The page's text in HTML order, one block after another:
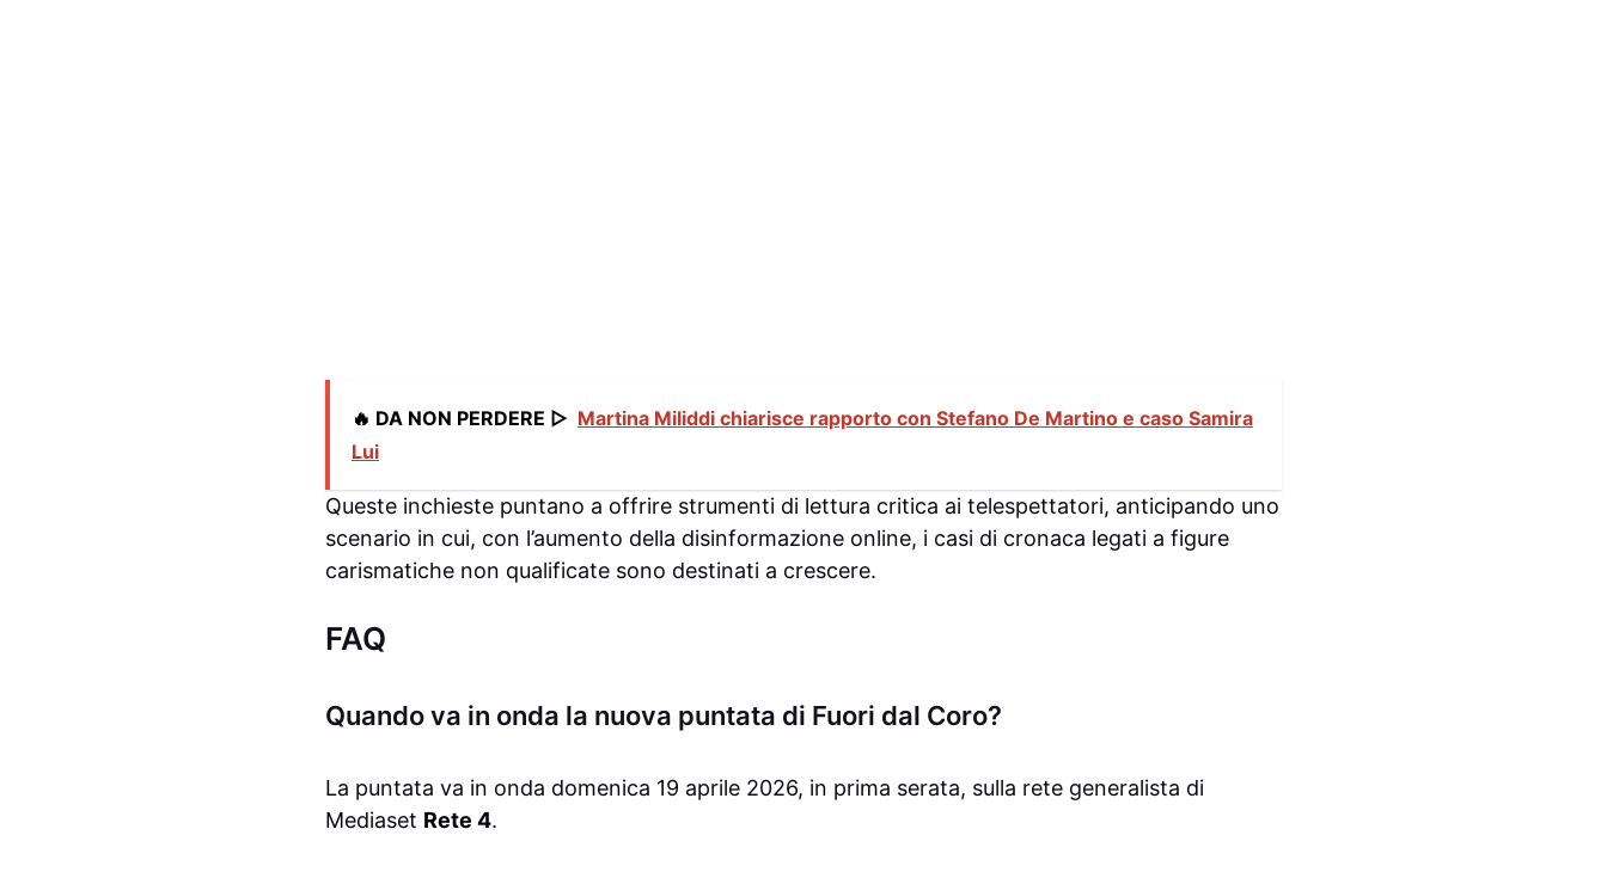
🔥 DA NON PERDERE ▷ Martina Miliddi chiarisce rapporto con Stefano De Martino e caso Samira
Lui
Queste inchieste puntano a offrire strumenti di lettura critica ai telespettatori, anticipando uno
scenario in cui, con l’aumento della disinformazione online, i casi di cronaca legati a figure
carismatiche non qualificate sono destinati a crescere.
FAQ
Quando va in onda la nuova puntata di Fuori dal Coro?
La puntata va in onda domenica 19 aprile 2026, in prima serata, sulla rete generalista di
Mediaset Rete 4.